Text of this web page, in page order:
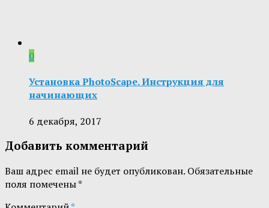
0
Установка PhotoScape. Инструкция для
начинающих
6 декабря, 2017
Добавить комментарий
Ваш адрес email не будет опубликован. Обязательные
поля помечены*